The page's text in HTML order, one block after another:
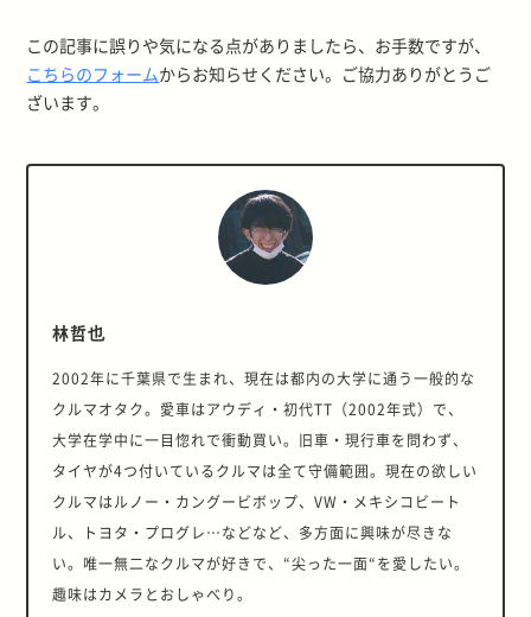
この記事に誤りや気になる点がありましたら、お手数ですが、
こちらのフォームからお知らせください。ご協力ありがとうご
ざいます。
林哲也
2002年に千葉県で生まれ、現在は都内の大学に通う一般的な
クルマオタク。愛車はアウディ・初代TT（2002年式）で、
大学在学中に一目惚れで衝動買い。旧車・現行車を問わず、
タイヤが4つ付いているクルマは全て守備範囲。現在の欲しい
クルマはルノー・カングービボップ、VW・メキシコビート
ル、トヨタ・プログレ…などなど、多方面に興味が尽きな
い。唯一無二なクルマが好きで、“尖った一面“を愛したい。
趣味はカメラとおしゃべり。